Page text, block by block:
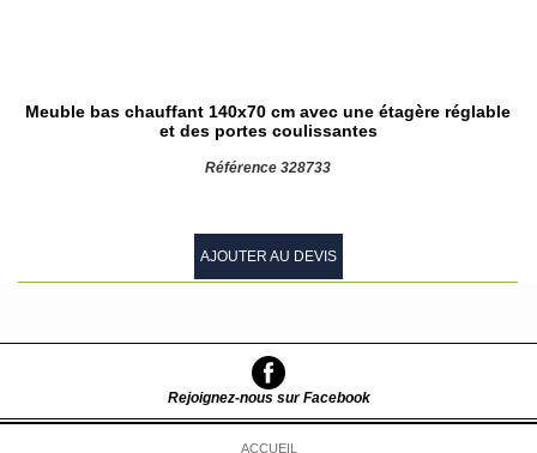
Meuble bas chauffant 140x70 cm avec une étagère réglable
et des portes coulissantes
Référence 328733
AJOUTER AU DEVIS
Rejoignez-nous sur Facebook
ACCUEIL